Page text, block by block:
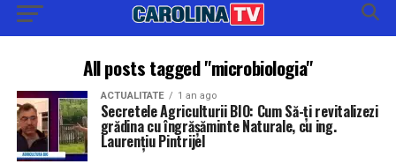
All posts tagged "microbiologia"
ACTUALITATE 1 an ago
Secretele Agriculturii BIO: Cum Să-ți revitalizezi
grădina cu îngrășăminte Naturale, cu ing.
Laurențiu Pintrijel